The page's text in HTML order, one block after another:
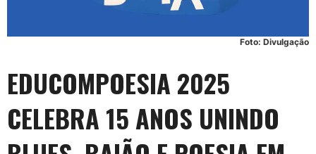
Foto: Divulgação
EDUCOMPOESIA 2025
CELEBRA 15 ANOS UNINDO